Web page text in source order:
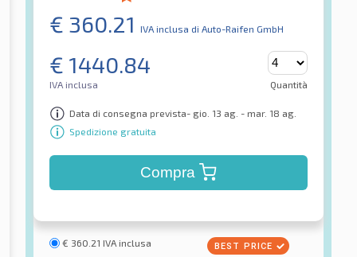
€ 360.21 IVA inclusa di Auto-Raifen GmbH
€ 1440.84
IVA inclusa Quantità
Data di consegna prevista- gio. 13 ag. - mar. 18 ag.
Spedizione gratuita
Compra
€ 360.21 IVA inclusa